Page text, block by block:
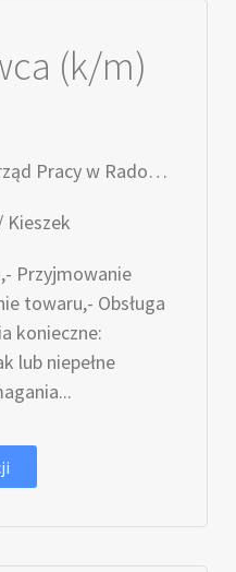
(k/m)
Powiatowy Urząd Pracy w Radomiu
Kieszek
Przyjmowanie
towaru,- Obsługa
konieczne:
lub niepełne